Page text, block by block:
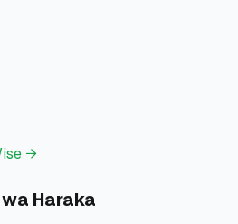
→
Haraka